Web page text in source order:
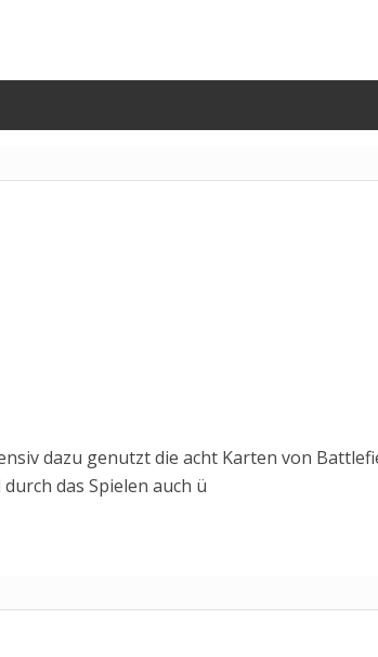
dazu genutzt die acht Karten von
das Spielen auch ü